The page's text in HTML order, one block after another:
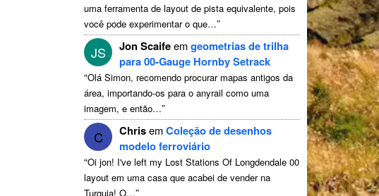
uma ferramenta de layout de pista equivalente, pois
você pode experimentar o que…”
JS Jon Scaifeemgeometrias de trilha
para 00-Gauge Hornby Setrack
“Olá Simon, recomendo procurar mapas antigos da
área, importando-os para o anyrail como uma
imagem, e então…”
C ChrisemColeção de desenhos
modelo ferroviário
“Oi jon! I've left my Lost Stations Of Longdendale 00
layout em uma casa que acabei de vender na
Turquia! O…”